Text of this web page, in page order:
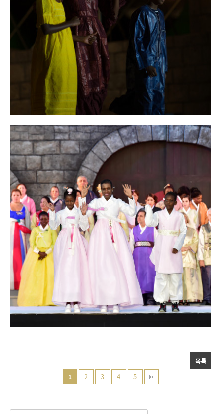
목록
1
2 3 4 5